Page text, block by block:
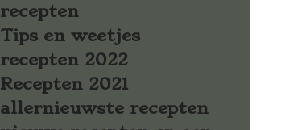
recepten
Tips en weetjes
recepten 2022
Recepten 2021
allernieuwste recepten